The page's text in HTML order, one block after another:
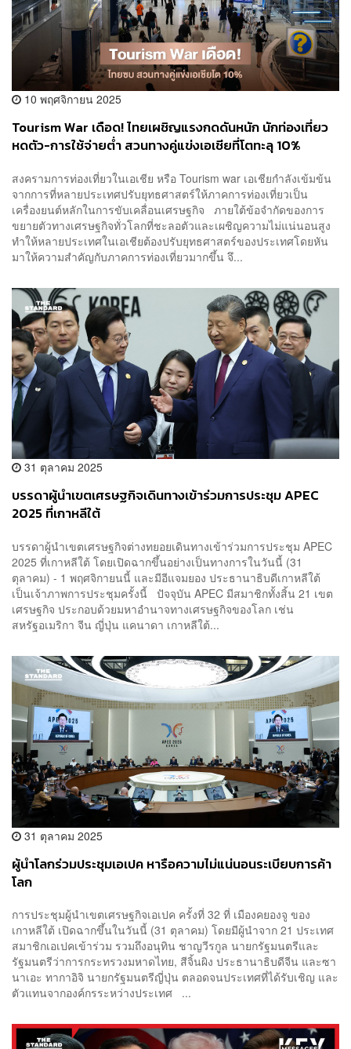
10 พฤศจิกายน 2025
Tourism War เดือด! ไทยเผชิญแรงกดดันหนัก นักท่องเที่ยว
หดตัว-การใช้จ่ายต่ำ สวนทางคู่แข่งเอเชียที่โตทะลุ 10%
สงครามการท่องเที่ยวในเอเชีย หรือ Tourism war เอเชียกำลังเข้มข้น
จากการที่หลายประเทศปรับยุทธศาสตร์ให้ภาคการท่องเที่ยวเป็น
เครื่องยนต์หลักในการขับเคลื่อนเศรษฐกิจ ภายใต้ข้อจำกัดของการ
ขยายตัวทางเศรษฐกิจทั่วโลกที่ชะลอตัวและเผชิญความไม่แน่นอนสูง
ทำให้หลายประเทศในเอเชียต้องปรับยุทธศาสตร์ของประเทศโดยหัน
มาให้ความสำคัญกับภาคการท่องเที่ยวมากขึ้น จึ...
31 ตุลาคม 2025
บรรดาผู้นำเขตเศรษฐกิจเดินทางเข้าร่วมการประชุม APEC
2025 ที่เกาหลีใต้
บรรดาผู้นำเขตเศรษฐกิจต่างทยอยเดินทางเข้าร่วมการประชุม APEC
2025 ที่เกาหลีใต้ โดยเปิดฉากขึ้นอย่างเป็นทางการในวันนี้ (31
ตุลาคม) - 1 พฤศจิกายนนี้ และมีอีแจมยอง ประธานาธิบดีเกาหลีใต้
เป็นเจ้าภาพการประชุมครั้งนี้ ปัจจุบัน APEC มีสมาชิกทั้งสิ้น 21 เขต
เศรษฐกิจ ประกอบด้วยมหาอำนาจทางเศรษฐกิจของโลก เช่น
สหรัฐอเมริกา จีน ญี่ปุ่น แคนาดา เกาหลีใต้...
31 ตุลาคม 2025
ผู้นำโลกร่วมประชุมเอเปค หารือความไม่แน่นอนระเบียบการค้า
โลก
การประชุมผู้นำเขตเศรษฐกิจเอเปค ครั้งที่ 32 ที่ เมืองคยองจู ของ
เกาหลีใต้ เปิดฉากขึ้นในวันนี้ (31 ตุลาคม) โดยมีผู้นำจาก 21 ประเทศ
สมาชิกเอเปคเข้าร่วม รวมถึงอนุทิน ชาญวีรกูล นายกรัฐมนตรีและ
รัฐมนตรีว่าการกระทรวงมหาดไทย, สีจิ้นผิง ประธานาธิบดีจีน และซา
นาเอะ ทากาอิจิ นายกรัฐมนตรีญี่ปุ่น ตลอดจนประเทศที่ได้รับเชิญ และ
ตัวแทนจากองค์กรระหว่างประเทศ ...